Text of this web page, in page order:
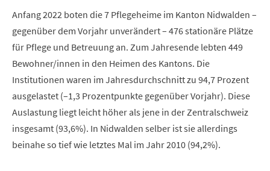
Anfang 2022 boten die 7 Pflegeheime im Kanton Nidwalden –
gegenüber dem Vorjahr unverändert – 476 stationäre Plätze
für Pflege und Betreuung an. Zum Jahresende lebten 449
Bewohner/innen in den Heimen des Kantons. Die
Institutionen waren im Jahresdurchschnitt zu 94,7 Prozent
ausgelastet (–1,3 Prozentpunkte gegenüber Vorjahr). Diese
Auslastung liegt leicht höher als jene in der Zentralschweiz
insgesamt (93,6%). In Nidwalden selber ist sie allerdings
beinahe so tief wie letztes Mal im Jahr 2010 (94,2%).